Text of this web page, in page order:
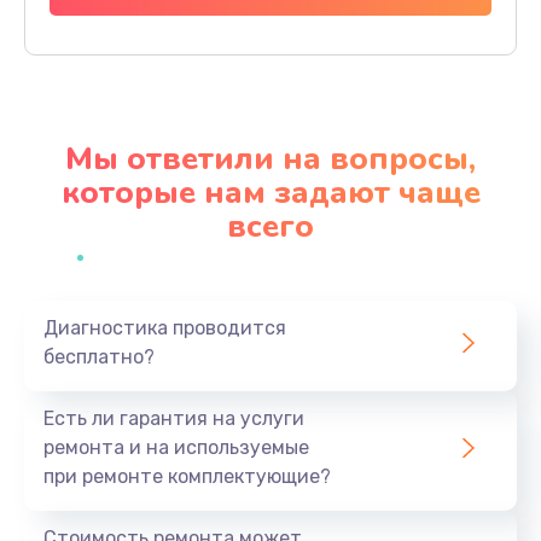
Заказать
Профилактическая чистка
Заказать
1440 руб.
Мы ответили на вопросы,
которые нам задают чаще
всего
Диагностика проводится
бесплатно?
Есть ли гарантия на услуги
ремонта и на используемые
при ремонте комплектующие?